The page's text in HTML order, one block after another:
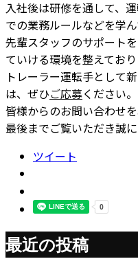
入社後は研修を通して、
での業務ルールなどを学ん
先輩スタッフのサポート
ていける環境を整えており
トレーラー運転手として
は、ぜひご応募ください。
皆様からのお問い合わせ
最後までご覧いただき誠
ツイート
最近の投稿